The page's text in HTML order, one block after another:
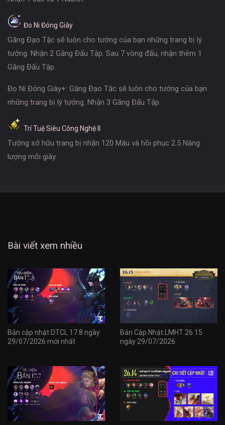
Đo Ni Đóng Giày
Găng Đạo Tặc sẽ luôn cho tướng của bạn những trang bị lý
tưởng. Nhận 2 Găng Đấu Tập. Sau 7 vòng đấu, nhận thêm 1
Găng Đấu Tập.
Đo Ni Đóng Giày+: Găng Đạo Tặc sẽ luôn cho tướng của bạn
những trang bị lý tưởng. Nhận 3 Găng Đấu Tập.
Trí Tuệ Siêu Công Nghệ II
Tướng sở hữu trang bị nhận 120 Máu và hồi phục 2.5 Năng
lượng mỗi giây.
Bài viết xem nhiều
Bản cập nhật DTCL 17.8 ngày
29/07/2026 mới nhất
Bản Cập Nhật LMHT 26.15
ngày 29/07/2026